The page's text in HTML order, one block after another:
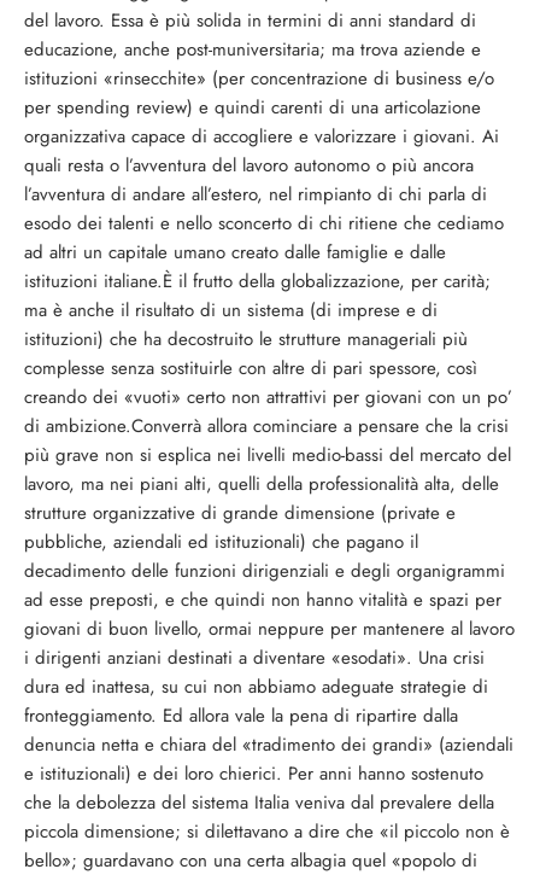
del lavoro. Essa è più solida in termini di anni standard di
educazione, anche post-muniversitaria; ma trova aziende e
istituzioni «rinsecchite» (per concentrazione di business e/o
per spending review) e quindi carenti di una articolazione
organizzativa capace di accogliere e valorizzare i giovani. Ai
quali resta o l’avventura del lavoro autonomo o più ancora
l’avventura di andare all’estero, nel rimpianto di chi parla di
esodo dei talenti e nello sconcerto di chi ritiene che cediamo
ad altri un capitale umano creato dalle famiglie e dalle
istituzioni italiane.È il frutto della globalizzazione, per carità;
ma è anche il risultato di un sistema (di imprese e di
istituzioni) che ha decostruito le strutture manageriali più
complesse senza sostituirle con altre di pari spessore, così
creando dei «vuoti» certo non attrattivi per giovani con un po’
di ambizione.Converrà allora cominciare a pensare che la crisi
più grave non si esplica nei livelli medio-bassi del mercato del
lavoro, ma nei piani alti, quelli della professionalità alta, delle
strutture organizzative di grande dimensione (private e
pubbliche, aziendali ed istituzionali) che pagano il
decadimento delle funzioni dirigenziali e degli organigrammi
ad esse preposti, e che quindi non hanno vitalità e spazi per
giovani di buon livello, ormai neppure per mantenere al lavoro
i dirigenti anziani destinati a diventare «esodati». Una crisi
dura ed inattesa, su cui non abbiamo adeguate strategie di
fronteggiamento. Ed allora vale la pena di ripartire dalla
denuncia netta e chiara del «tradimento dei grandi» (aziendali
e istituzionali) e dei loro chierici. Per anni hanno sostenuto
che la debolezza del sistema Italia veniva dal prevalere della
piccola dimensione; si dilettavano a dire che «il piccolo non è
bello»; guardavano con una certa albagia quel «popolo di